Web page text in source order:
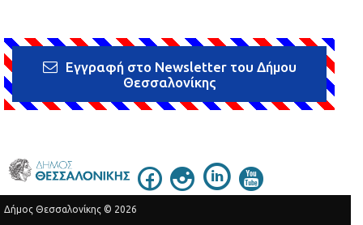
Εγγραφή στο Newsletter του Δήμου
Θεσσαλονίκης
Δήμος Θεσσαλονίκης © 2026